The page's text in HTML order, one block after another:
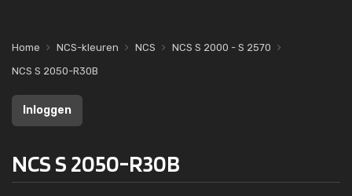
Home NCS-kleuren NCS
NCS S 2000 - S 2570
NCS S 2050-R30B
Inloggen
NCS S 2050-R30B